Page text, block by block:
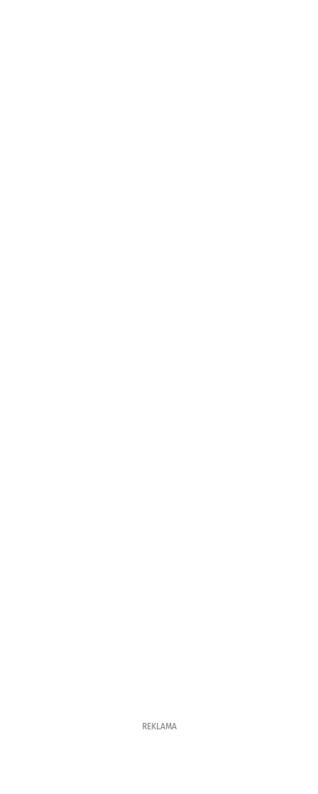
REKLAMA